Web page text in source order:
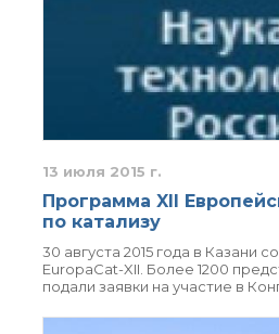
13 июля 2015 г.
Программа XII
по катализу
30 августа 2015 года в Казани
EuropaCat-XII. Более 1200
подали заявки на участие в